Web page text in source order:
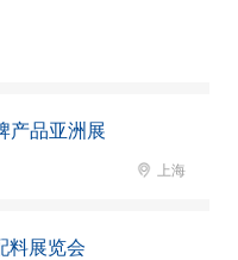
产品亚洲展
上海
料展览会